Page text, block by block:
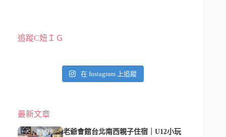
追蹤C妞ＩＧ
在 Instagram 上追蹤
最新文章
老爺會館台北南西親子住宿｜U12小玩